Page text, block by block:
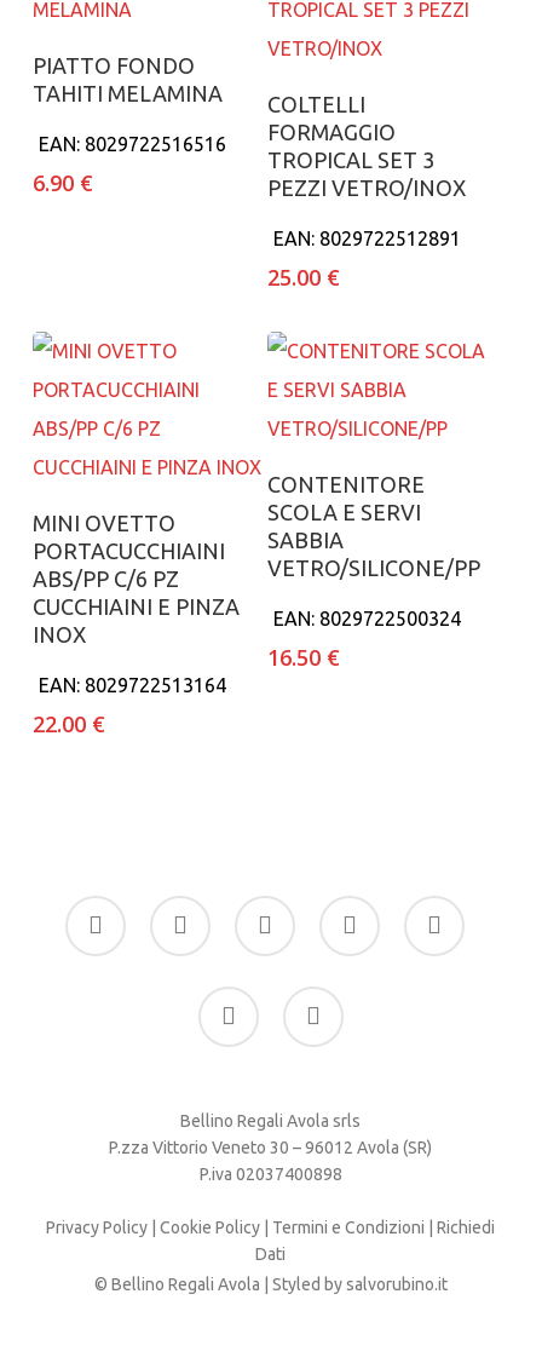
Aggiungi al carrello
PIATTO FONDO
TAHITI MELAMINA
EAN: 8029722516516
6.90 €
Aggiungi al carrello
COLTELLI
FORMAGGIO
TROPICAL SET 3
PEZZI VETRO/INOX
EAN: 8029722512891
25.00 €
Aggiungi al carrello
MINI OVETTO
PORTACUCCHIAINI
ABS/PP C/6 PZ
CUCCHIAINI E PINZA
INOX
EAN: 8029722513164
22.00 €
Aggiungi al carrello
CONTENITORE
SCOLA E SERVI
SABBIA
VETRO/SILICONE/PP
EAN: 8029722500324
16.50 €
facebook
google-
plus
instagram whatsapp tiktok
phone email
Bellino Regali Avola srls
P.zza Vittorio Veneto 30 – 96012 Avola (SR)
P.iva 02037400898
Privacy Policy |Cookie Policy Termini e Condizioni |Richiedi
Dati
© Bellino Regali Avola | Styled bysalvorubino.it